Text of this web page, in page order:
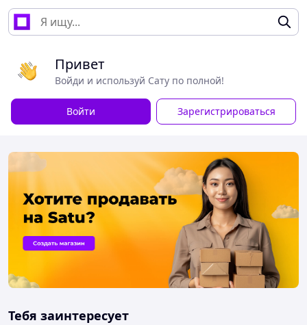
Привет
Войди и используй Сату по полной!
Войти Зарегистрироваться
Тебя заинтересует